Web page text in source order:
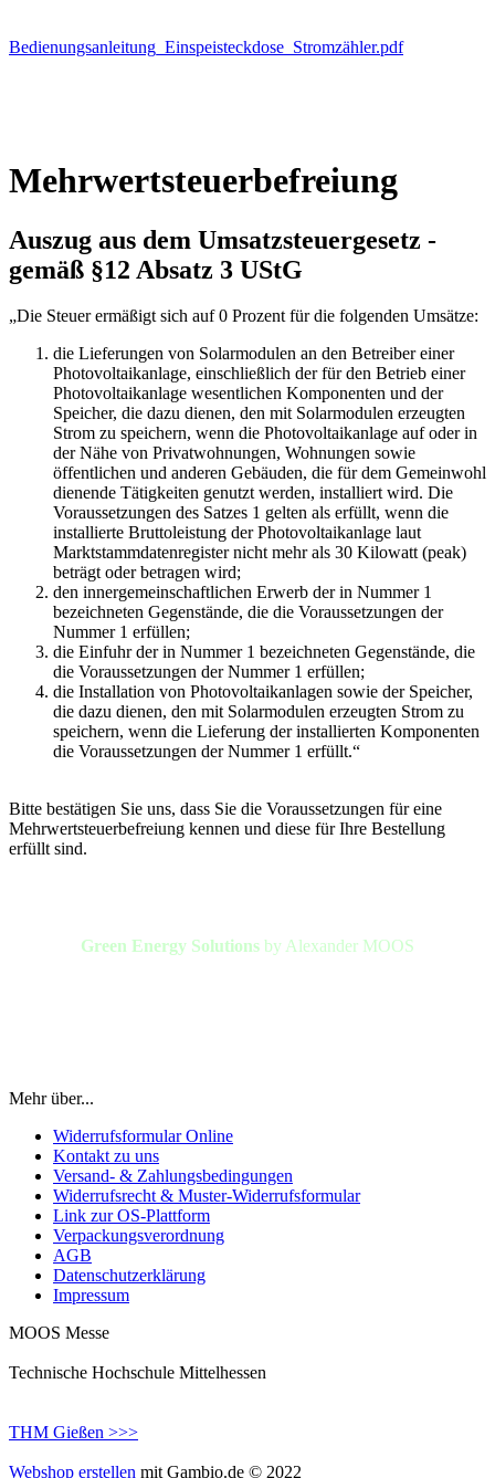
Bedienungsanleitung_Einspeisteckdose_Stromzähler.pdf
Mehrwertsteuerbefreiung
Auszug aus dem Umsatzsteuergesetz -
gemäß §12 Absatz 3 UStG
„Die Steuer ermäßigt sich auf 0 Prozent für die folgenden Umsätze:
die Lieferungen von Solarmodulen an den Betreiber einer
Photovoltaikanlage, einschließlich der für den Betrieb einer
Photovoltaikanlage wesentlichen Komponenten und der
Speicher, die dazu dienen, den mit Solarmodulen erzeugten
Strom zu speichern, wenn die Photovoltaikanlage auf oder in
der Nähe von Privatwohnungen, Wohnungen sowie
öffentlichen und anderen Gebäuden, die für dem Gemeinwohl
dienende Tätigkeiten genutzt werden, installiert wird. Die
Voraussetzungen des Satzes 1 gelten als erfüllt, wenn die
installierte Bruttoleistung der Photovoltaikanlage laut
Marktstammdatenregister nicht mehr als 30 Kilowatt (peak)
beträgt oder betragen wird;
den innergemeinschaftlichen Erwerb der in Nummer 1
bezeichneten Gegenstände, die die Voraussetzungen der
Nummer 1 erfüllen;
die Einfuhr der in Nummer 1 bezeichneten Gegenstände, die
die Voraussetzungen der Nummer 1 erfüllen;
die Installation von Photovoltaikanlagen sowie der Speicher,
die dazu dienen, den mit Solarmodulen erzeugten Strom zu
speichern, wenn die Lieferung der installierten Komponenten
die Voraussetzungen der Nummer 1 erfüllt.“
Bitte bestätigen Sie uns, dass Sie die Voraussetzungen für eine
Mehrwertsteuerbefreiung kennen und diese für Ihre Bestellung
erfüllt sind.
Green Energy Solutions by Alexander MOOS
Mehr über...
Widerrufsformular Online
Kontakt zu uns
Versand- & Zahlungsbedingungen
Widerrufsrecht & Muster-Widerrufsformular
Link zur OS-Plattform
Verpackungsverordnung
AGB
Datenschutzerklärung
Impressum
MOOS Messe
Technische Hochschule Mittelhessen
THM Gießen >>>
Webshop erstellen mit Gambio.de © 2022